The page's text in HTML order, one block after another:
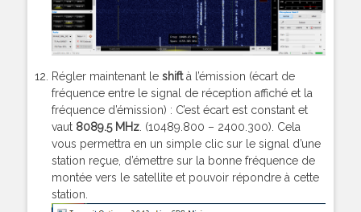
Régler maintenant le shiftà l’émission (écart de
fréquence entre le signal de réception affiché et la
fréquence d’émission) : C’est écart est constant et
vaut 8089.5 MHz . (10489.800 – 2400.300). Cela
vous permettra en un simple clic sur le signal d’une
station reçue, d’émettre sur la bonne fréquence de
montée vers le satellite et pouvoir répondre à cette
station.